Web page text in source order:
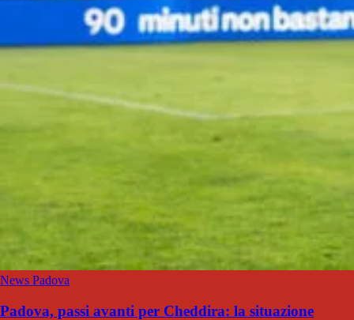
News Padova
Padova, passi avanti per Cheddira: la situazione